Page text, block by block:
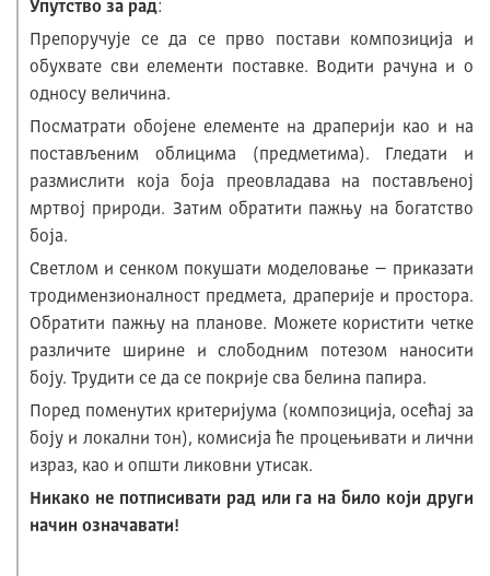
Упутство за рад:
Препоручује се да се прво постави композиција и
обухвате сви елементи поставке. Водити рачуна и о
односу величина.
Посматрати обојене елементе на драперији као и на
постављеним облицима (предметима). Гледати и
размислити која боја преовладава на постављеној
мртвој природи. Затим обратити пажњу на богатство
боја.
Светлом и сенком покушати моделовање – приказати
тродимензионалност предмета, драперије и простора.
Обратити пажњу на планове. Можете користити четке
различите ширине и слободним потезом наносити
боју. Трудити се да се покрије сва белина папира.
Поред поменутих критеријума (композиција, осећај за
боју и локални тон), комисија ће процењивати и лични
израз, као и општи ликовни утисак.
Никако не потписивати рад или га на било који други
начин означавати!